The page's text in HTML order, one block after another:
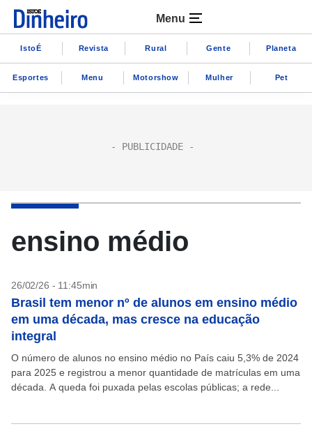
Menu
IstoÉ Revista Rural Gente Planeta
Esportes Menu Motorshow Mulher Pet
ensino médio
26/02/26 - 11:45min
Brasil tem menor nº de alunos em ensino médio
em uma década, mas cresce na educação
integral
O número de alunos no ensino médio no País caiu 5,3% de 2024
para 2025 e registrou a menor quantidade de matrículas em uma
década. A queda foi puxada pelas escolas públicas; a rede...